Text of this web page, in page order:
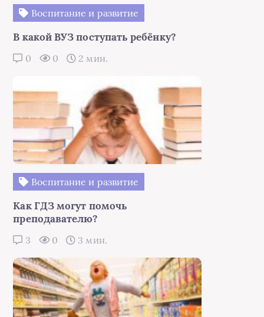
Воспитание и развитие
В какой ВУЗ поступать ребёнку?
0 0 2 мин.
Воспитание и развитие
Как ГДЗ могут помочь
преподавателю?
3 0 3 мин.